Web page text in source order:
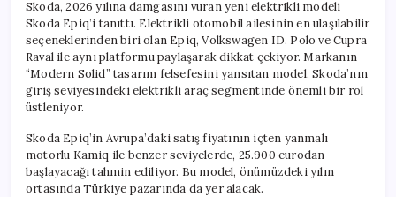
Özellikleri
ve
Fiyatı
için
Skoda, 2026 yılına damgasını vuran yeni elektrikli modeli
Skoda Epiq’i tanıttı. Elektrikli otomobil ailesinin en ulaşılabilir
seçeneklerinden biri olan Epiq, Volkswagen ID. Polo ve Cupra
Raval ile aynı platformu paylaşarak dikkat çekiyor. Markanın
“Modern Solid” tasarım felsefesini yansıtan model, Skoda’nın
giriş seviyesindeki elektrikli araç segmentinde önemli bir rol
üstleniyor.
Skoda Epiq’in Avrupa’daki satış fiyatının içten yanmalı
motorlu Kamiq ile benzer seviyelerde, 25.900 eurodan
başlayacağı tahmin ediliyor. Bu model, önümüzdeki yılın
ortasında Türkiye pazarında da yer alacak.